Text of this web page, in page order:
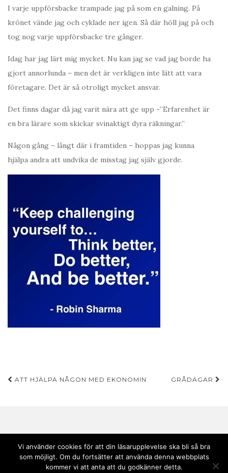
I varje uppförsbacke trampade jag på som en galning. På
krönet vände jag och cyklade ner igen. Så där höll jag på och
tog nog varje uppförsbacke tre gånger.
Idag har jag lärt mig mycket. Nu kan jag se vad jag borde ha
gjort annorlunda – men det är verkligen inte lätt att vara
företagare. Det är så otroligt mycket ansvar.
Det finns dagar då jag varit nära att ge upp -”Erfarenhet är
en bra lärare som skickar svinaktigt dyra räkningar.”
Någon gång – långt där i framtiden – hoppas jag kunna
hjälpa andra att undvika de misstag jag själv gjorde.
Inläggsnavigering
ATT HJÄLPA NÅGON MED EKONOMIN GRÅDAGAR
Copyright © 2020 Andebark | Tema avColorlibdrivs med WordPress
Vi använder cookies för att din läsarupplevelse ska bli så bra
som möjligt. Om du fortsätter att använda denna webbplats
kommer vi att anta att du godkänner detta.